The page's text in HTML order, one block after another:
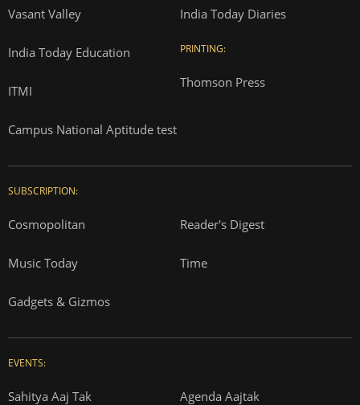
Vasant Valley
India Today Education
ITMI
Campus National Aptitude test
India Today Diaries
PRINTING:
Thomson Press
SUBSCRIPTION:
Cosmopolitan Reader's Digest
Music Today Time
Gadgets & Gizmos
EVENTS:
Sahitya Aaj Tak Agenda Aajtak